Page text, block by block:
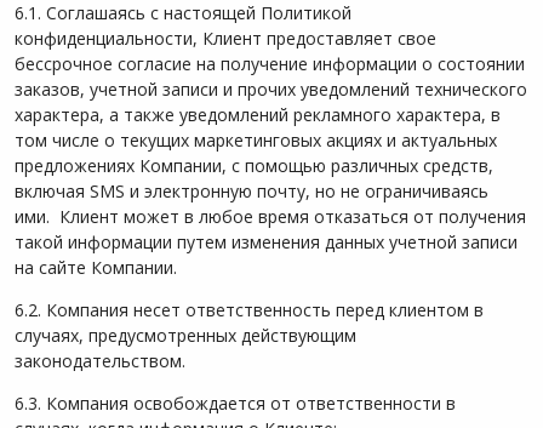
6.1. Соглашаясь с настоящей Политикой
конфиденциальности, Клиент предоставляет свое
бессрочное согласие на получение информации о состоянии
заказов, учетной записи и прочих уведомлений технического
характера, а также уведомлений рекламного характера, в
том числе о текущих маркетинговых акциях и актуальных
предложениях Компании, с помощью различных средств,
включая SMS и электронную почту, но не ограничиваясь
ими. Клиент может в любое время отказаться от получения
такой информации путем изменения данных учетной записи
на сайте Компании.
6.2. Компания несет ответственность перед клиентом в
случаях, предусмотренных действующим
законодательством.
6.3. Компания освобождается от ответственности в